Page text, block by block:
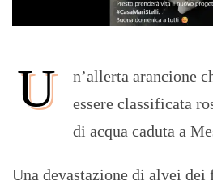
U
n’allerta arancione
essere classificata
di acqua caduta a
Una devastazione di alvei